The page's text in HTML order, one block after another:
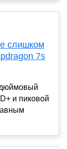
слишком
7s
и пиковой